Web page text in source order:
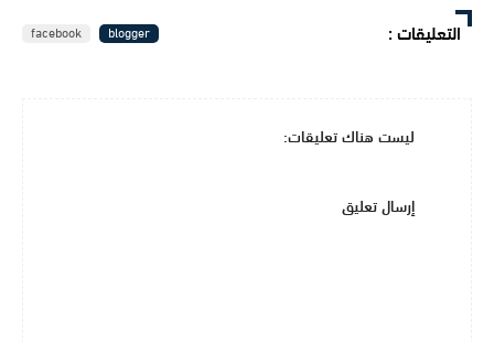
التعليقات :
blogger
facebook
ليست هناك تعليقات:
إرسال تعليق